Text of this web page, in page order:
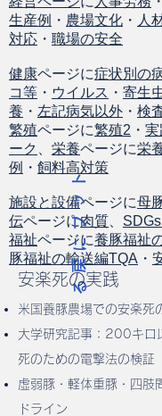
生産例 ・ 農場文化 ・ 人
対応 ・ 職場の安全
健康ページに症状別の
コ等 ・ ウイルス ・ 寄生
養 ・ 左記病気以外 ・ 検
繁殖ページに繁殖2 ・ 実
ーク
栄養ページに栄
例 ・ 飼料高対策
施設と設備ページに母
伝ページに肉質
福祉ページに養豚福祉
豚福祉の輸送編TQA ・
ト
ッ
プ
に
戻
る
安楽死の実践
米国養豚農場での安楽死
大学研究記事：200キロ
死のための電撃法の検証
虚弱豚・軽体重豚・四肢
ドライン